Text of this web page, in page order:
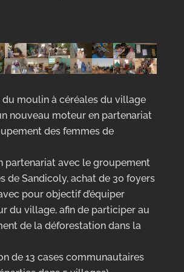
du moulin à céréales du village
nouveau moteur en partenariat
des femmes de
partenariat avec le groupement
de Sandicoly, achat de 30 foyers
pour objectif d’équiper
du village, afin de participer au
de la déforestation dans la
de 13 cases communautaires